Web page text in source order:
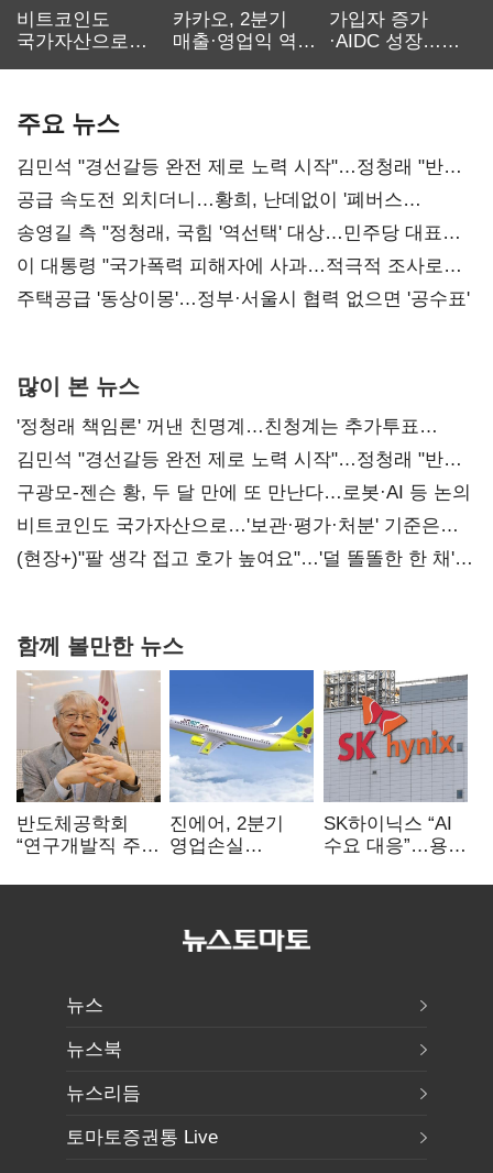
비트코인도
국가자산으로…'
카카오, 2분기
매출·영업익 역대
가입자 증가
·AIDC 성장…
주요 뉴스
김민석 "경선갈등 완전 제로 노력 시작"…정청래 "반명
공세 사과부터"
공급 속도전 외치더니…황희, 난데없이 '폐버스
리모델링' 제안
송영길 측 "정청래, 국힘 '역선택' 대상…민주당 대표로
총선 지휘 못해"
이 대통령 "국가폭력 피해자에 사과…적극적 조사로
진실 밝혀야"
주택공급 '동상이몽'…정부·서울시 협력 없으면 '공수표'
많이 본 뉴스
'정청래 책임론' 꺼낸 친명계…친청계는 추가투표
때리기
김민석 "경선갈등 완전 제로 노력 시작"…정청래 "반명
공세 사과부터 해야"
구광모-젠슨 황, 두 달 만에 또 만난다…로봇·AI 등 논의
비트코인도 국가자산으로…'보관·평가·처분' 기준은
숙제
(현장+)"팔 생각 접고 호가 높여요"…'덜 똘똘한 한 채'
함께 볼만한 뉴스
반도체공학회
“연구개발직 주
개선해야”
진에어, 2분기
영업손실
상승 여파
SK하이닉스 “AI
수요 대응”…용인
투자
뉴스
뉴스북
뉴스리듬
토마토증권통 Live